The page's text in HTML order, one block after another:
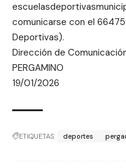
comunicarse con el
Deportivas).
Dirección de
PERGAMINO
19/01/2026
ETIQUETAS: deportes